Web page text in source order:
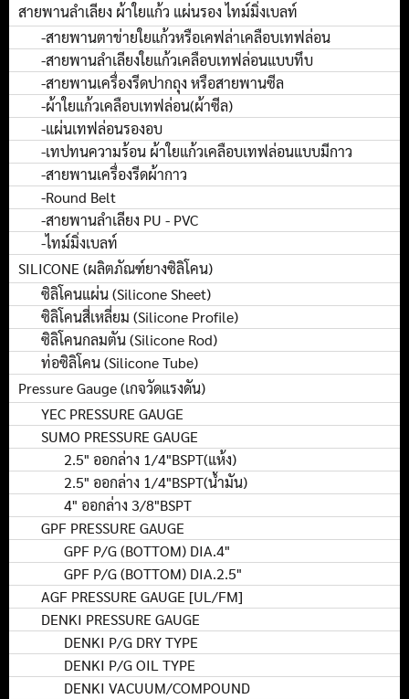
สายพานลำเลียง ผ้าใยแก้ว แผ่นรอง ไทม์มิ่งเบลท์
-สายพานตาข่ายใยแก้วหรือเคฟล่าเคลือบเทฟล่อน
-สายพานลำเลียงใยแก้วเคลือบเทฟล่อนแบบทึบ
-สายพานเครื่องรีดปากถุง หรือสายพานซีล
-ผ้าใยแก้วเคลือบเทฟล่อน(ผ้าซีล)
-แผ่นเทฟล่อนรองอบ
-เทปทนความร้อน ผ้าใยแก้วเคลือบเทฟล่อนแบบมีกาว
-สายพานเครื่องรีดผ้ากาว
-Round Belt
-สายพานลำเลียง PU - PVC
-ไทม์มิ่งเบลท์
SILICONE (ผลิตภัณฑ์ยางซิลิโคน)
ซิลิโคนแผ่น (Silicone Sheet)
ซิลิโคนสี่เหลี่ยม (Silicone Profile)
ซิลิโคนกลมตัน (Silicone Rod)
ท่อซิลิโคน (Silicone Tube)
Pressure Gauge (เกจวัดแรงดัน)
YEC PRESSURE GAUGE
SUMO PRESSURE GAUGE
2.5" ออกล่าง 1/4"BSPT(แห้ง)
2.5" ออกล่าง 1/4"BSPT(น้ำมัน)
4" ออกล่าง 3/8"BSPT
GPF PRESSURE GAUGE
GPF P/G (BOTTOM) DIA.4"
GPF P/G (BOTTOM) DIA.2.5"
AGF PRESSURE GAUGE [UL/FM]
DENKI PRESSURE GAUGE
DENKI P/G DRY TYPE
DENKI P/G OIL TYPE
DENKI VACUUM/COMPOUND